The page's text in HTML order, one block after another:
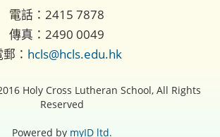
電話：2415 7878
傳真：2490 0049
： hcls@hcls.edu.hk
Holy Cross Lutheran School, All Rights
Reserved
Powered by myID ltd.